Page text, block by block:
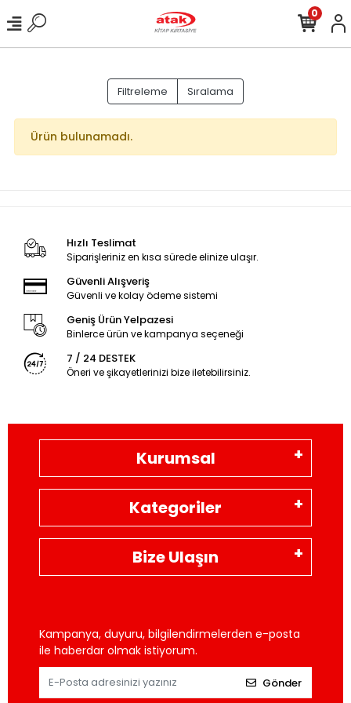
0
Filtreleme Sıralama
Ürün bulunamadı.
Hızlı Teslimat
Siparişleriniz en kısa sürede elinize ulaşır.
Güvenli Alışveriş
Güvenli ve kolay ödeme sistemi
Geniş Ürün Yelpazesi
Binlerce ürün ve kampanya seçeneği
7 / 24 DESTEK
Öneri ve şikayetlerinizi bize iletebilirsiniz.
Kurumsal
Kategoriler
Bize Ulaşın
Kampanya, duyuru, bilgilendirmelerden e-posta
ile haberdar olmak istiyorum.
Gönder